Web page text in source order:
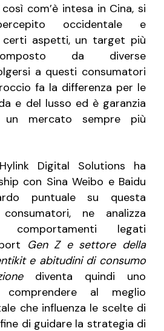
com’è intesa in Cina, si
occidentale e
certi aspetti, un target più
da diverse
a questi consumatori
fa la differenza per le
e del lusso ed è garanzia
mercato sempre più
Digital Solutions ha
con Sina Weibo e Baidu
puntuale su questa
ne analizza
legati
Gen Z e settore della
e abitudini di consumo
diventa quindi uno
al meglio
che influenza le scelte di
di guidare la strategia di